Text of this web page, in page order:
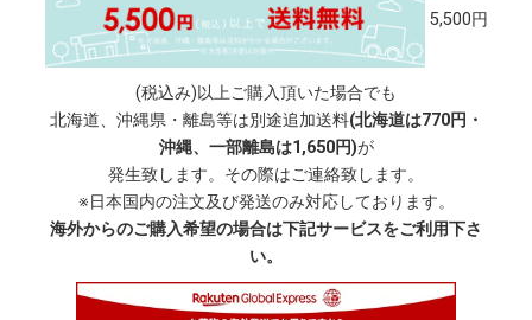
5,500円
(税込み)以上ご購入頂いた場合でも
北海道、沖縄県・離島等は別途追加送料(北海道は770円・
沖縄、一部離島は1,650円)が
発生致します。その際はご連絡致します。
※日本国内の注文及び発送のみ対応しております。
海外からのご購入希望の場合は下記サービスをご利用下さ
い。